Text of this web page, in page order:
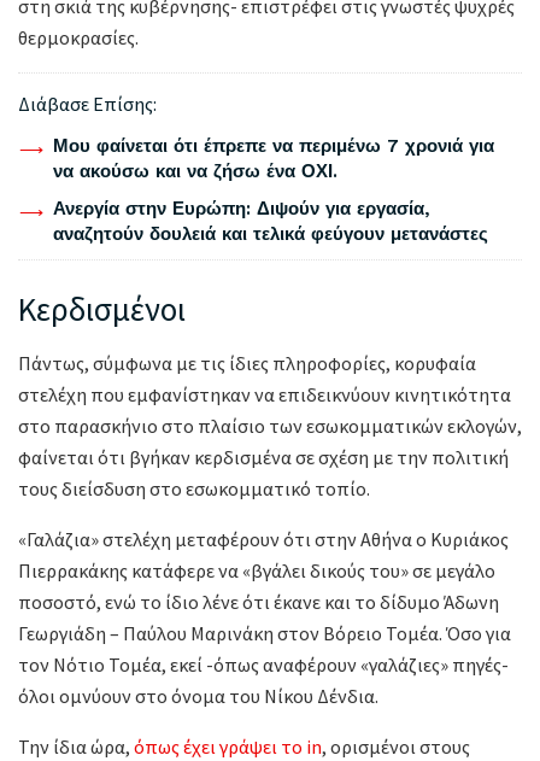
στη σκιά της κυβέρνησης- επιστρέφει στις γνωστές ψυχρές
θερμοκρασίες.
Διάβασε Επίσης:
Μου φαίνεται ότι έπρεπε να περιμένω 7 χρονιά για
να ακούσω και να ζήσω ένα ΟΧΙ.
Ανεργία στην Ευρώπη: Διψούν για εργασία,
αναζητούν δουλειά και τελικά φεύγουν μετανάστες
Κερδισμένοι
Πάντως, σύμφωνα με τις ίδιες πληροφορίες, κορυφαία
στελέχη που εμφανίστηκαν να επιδεικνύουν κινητικότητα
στο παρασκήνιο στο πλαίσιο των εσωκομματικών εκλογών,
φαίνεται ότι βγήκαν κερδισμένα σε σχέση με την πολιτική
τους διείσδυση στο εσωκομματικό τοπίο.
«Γαλάζια» στελέχη μεταφέρουν ότι στην Αθήνα ο Κυριάκος
Πιερρακάκης κατάφερε να «βγάλει δικούς του» σε μεγάλο
ποσοστό, ενώ το ίδιο λένε ότι έκανε και το δίδυμο Άδωνη
Γεωργιάδη – Παύλου Μαρινάκη στον Βόρειο Τομέα. Όσο για
τον Νότιο Τομέα, εκεί -όπως αναφέρουν «γαλάζιες» πηγές-
όλοι ομνύουν στο όνομα του Νίκου Δένδια.
Την ίδια ώρα, όπως έχει γράψει το in, ορισμένοι στους